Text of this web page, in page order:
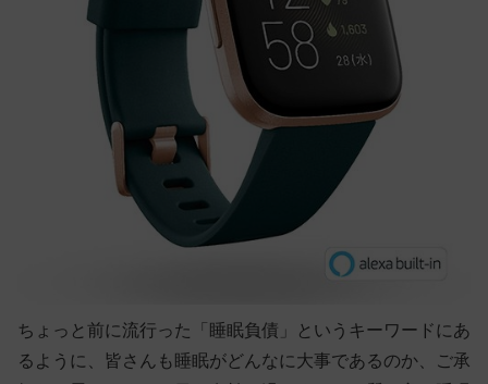
ちょっと前に流行った「睡眠負債」というキーワードにあ
るように、皆さんも睡眠がどんなに大事であるのか、ご承